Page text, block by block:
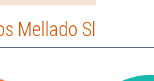
Mellado Sl